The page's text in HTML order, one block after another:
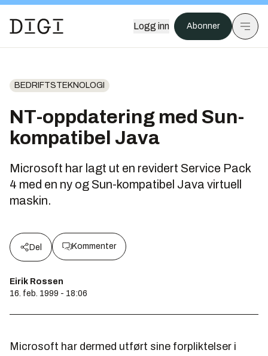
Logg inn Abonner
BEDRIFTSTEKNOLOGI
NT-oppdatering med Sun-
kompatibel Java
Microsoft har lagt ut en revidert Service Pack
4 med en ny og Sun-kompatibel Java virtuell
maskin.
Del Kommenter
Eirik Rossen
16. feb. 1999 - 18:06
Microsoft har dermed utført sine forpliktelser i